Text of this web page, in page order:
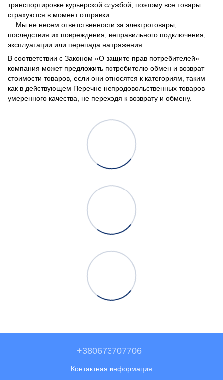
транспортировке курьерской службой, поэтому все товары
страхуются в момент отправки.
Мы не несем ответственности за электротовары,
последствия их повреждения, неправильного подключения,
эксплуатации или перепада напряжения.
В соответствии с Законом «О защите прав потребителей»
компания может предложить потребителю обмен и возврат
стоимости товаров, если они относятся к категориям, таким
как в действующем Перечне непродовольственных товаров
умеренного качества, не переходя к возврату и обмену.
+380673707706
Контактная информация